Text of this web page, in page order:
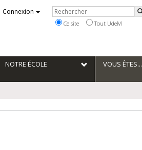
Connexion Rechercher
Ce site Tout UdeM
NOTRE ÉCOLE VOUS ÊTES...